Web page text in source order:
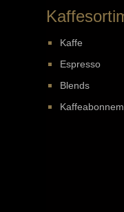
Kaffe
Espresso
Blends